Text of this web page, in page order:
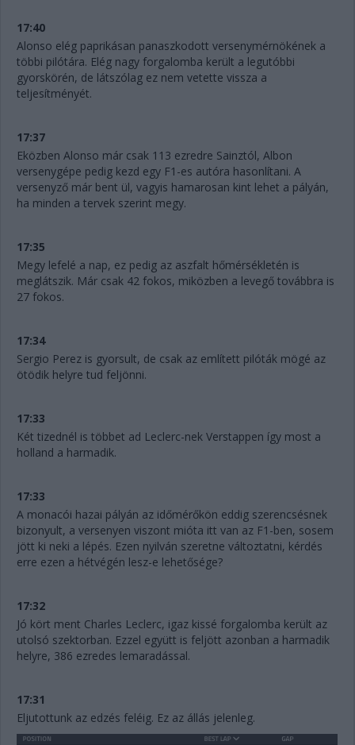
17:40
Alonso elég paprikásan panaszkodott versenymérnökének a
többi pilótára. Elég nagy forgalomba került a legutóbbi
gyorskörén, de látszólag ez nem vetette vissza a
teljesítményét.
17:37
Eközben Alonso már csak 113 ezredre Sainztól, Albon
versenygépe pedig kezd egy F1-es autóra hasonlítani. A
versenyző már bent ül, vagyis hamarosan kint lehet a pályán,
ha minden a tervek szerint megy.
17:35
Megy lefelé a nap, ez pedig az aszfalt hőmérsékletén is
meglátszik. Már csak 42 fokos, miközben a levegő továbbra is
27 fokos.
17:34
Sergio Perez is gyorsult, de csak az említett pilóták mögé az
ötödik helyre tud feljönni.
17:33
Két tizednél is többet ad Leclerc-nek Verstappen így most a
holland a harmadik.
17:33
A monacói hazai pályán az időmérőkön eddig szerencsésnek
bizonyult, a versenyen viszont mióta itt van az F1-ben, sosem
jött ki neki a lépés. Ezen nyilván szeretne változtatni, kérdés
erre ezen a hétvégén lesz-e lehetősége?
17:32
Jó kört ment Charles Leclerc, igaz kissé forgalomba került az
utolsó szektorban. Ezzel együtt is feljött azonban a harmadik
helyre, 386 ezredes lemaradással.
17:31
Eljutottunk az edzés feléig. Ez az állás jelenleg.